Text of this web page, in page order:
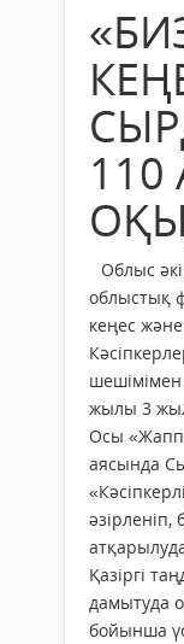
Облыс
облыстық
кеңес
шешімімен
жылы 3
Осы
аясында
Қазіргі
дамытуда
бойынша